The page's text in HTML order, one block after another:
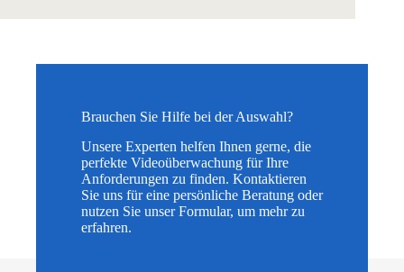
Brauchen Sie Hilfe bei der Auswahl?
Unsere Experten helfen Ihnen gerne, die
perfekte Videoüberwachung für Ihre
Anforderungen zu finden. Kontaktieren
Sie uns für eine persönliche Beratung oder
nutzen Sie unser Formular, um mehr zu
erfahren.